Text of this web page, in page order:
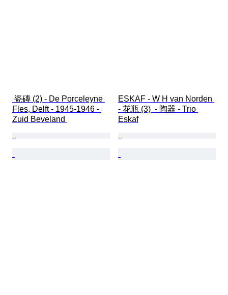
Fles, Delft - 1945-1946 -
Zuid Beveland
ESKAF - W H van Norden
- 花瓶 (3)  - 陶器 - Trio
Eskaf